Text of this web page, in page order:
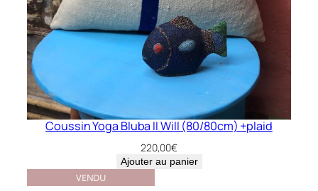
Coussin Yoga Bluba II Will (80/80cm) +plaid
220,00€
Ajouter au panier
VENDU